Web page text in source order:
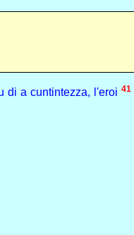
di a cuntintezza, l'eroi41